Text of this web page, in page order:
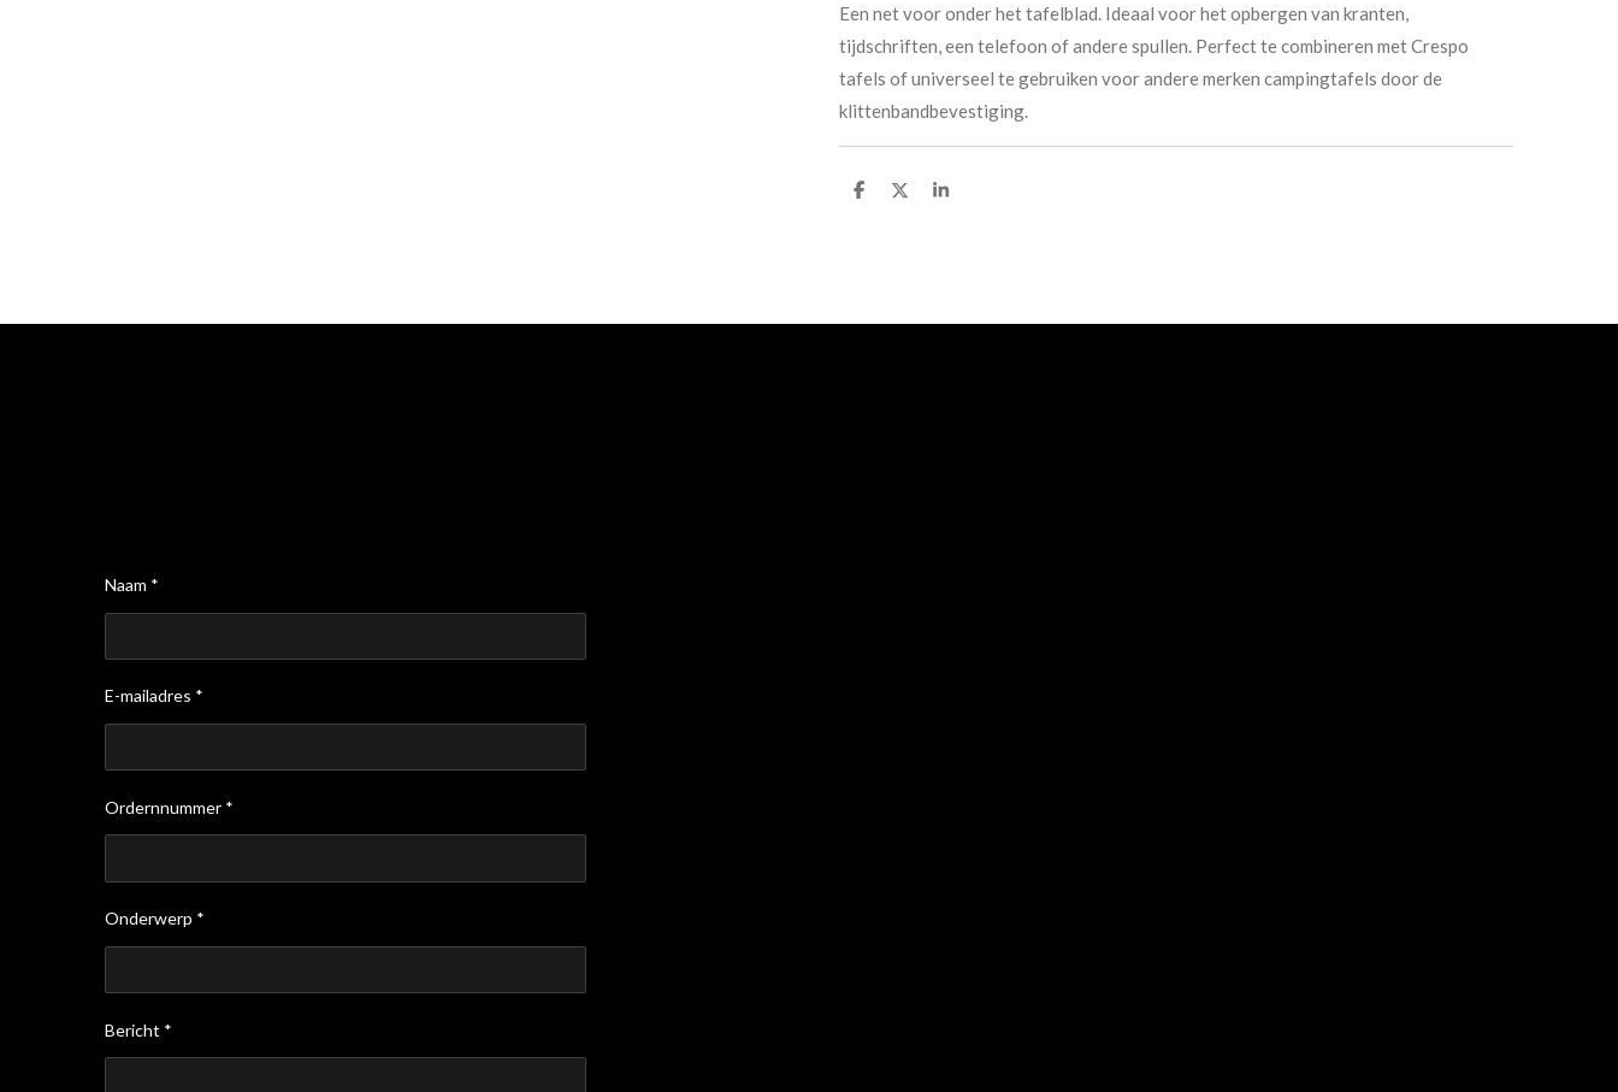
Een net voor onder het tafelblad. Ideaal voor het opbergen van kranten,
tijdschriften, een telefoon of andere spullen. Perfect te combineren met Crespo
tafels of universeel te gebruiken voor andere merken campingtafels door de
klittenbandbevestiging.
D
D
S
Naam *
E-mailadres *
Ordernnummer *
Onderwerp *
Bericht *